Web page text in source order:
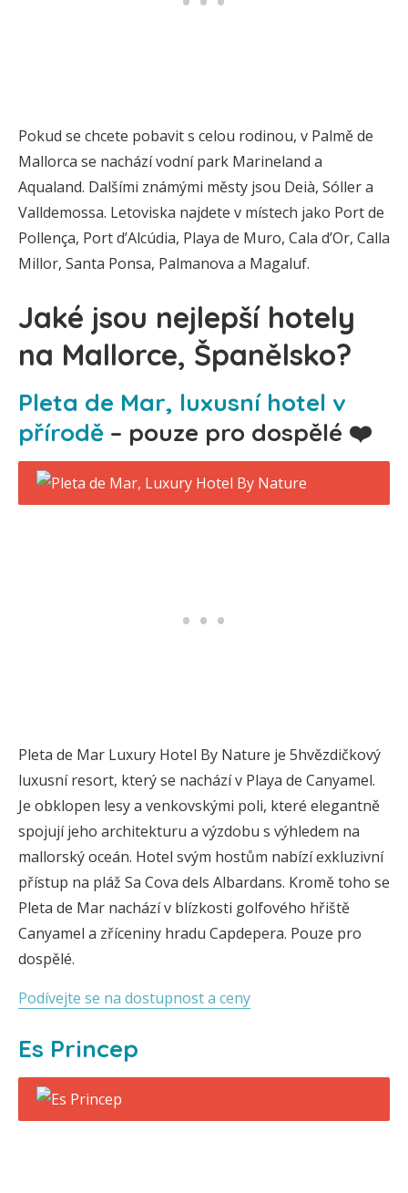
Pokud se chcete pobavit s celou rodinou, v Palmě de
Mallorca se nachází vodní park Marineland a
Aqualand. Dalšími známými městy jsou Deià, Sóller a
Valldemossa. Letoviska najdete v místech jako Port de
Pollença, Port d’Alcúdia, Playa de Muro, Cala d’Or, Calla
Millor, Santa Ponsa, Palmanova a Magaluf.
Jaké jsou nejlepší hotely
na Mallorce, Španělsko?
Pleta de Mar, luxusní hotel v
přírodě – pouze pro dospělé ❤️
Pleta de Mar Luxury Hotel By Nature je 5hvězdičkový
luxusní resort, který se nachází v Playa de Canyamel.
Je obklopen lesy a venkovskými poli, které elegantně
spojují jeho architekturu a výzdobu s výhledem na
mallorský oceán. Hotel svým hostům nabízí exkluzivní
přístup na pláž Sa Cova dels Albardans. Kromě toho se
Pleta de Mar nachází v blízkosti golfového hřiště
Canyamel a zříceniny hradu Capdepera. Pouze pro
dospělé.
Podívejte se na dostupnost a ceny
Es Princep